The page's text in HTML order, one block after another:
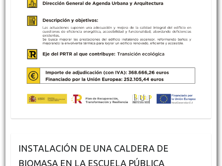
INSTALACIÓN DE UNA CALDERA DE
BIOMASA EN LA ESCUELA PÚBLICA